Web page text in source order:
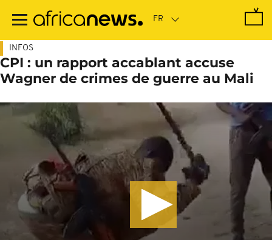
contenu
INFOS
CPI : un rapport accablant accuse
Wagner de crimes de guerre au Mali